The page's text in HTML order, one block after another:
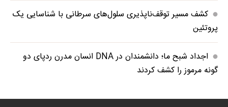
کشف مسیر توقف‌ناپذیری سلول‌های سرطانی با شناسایی یک
پروتئین
اجداد شبح ما؛ دانشمندان در DNA انسان مدرن ردپای دو
گونه مرموز را کشف کردند